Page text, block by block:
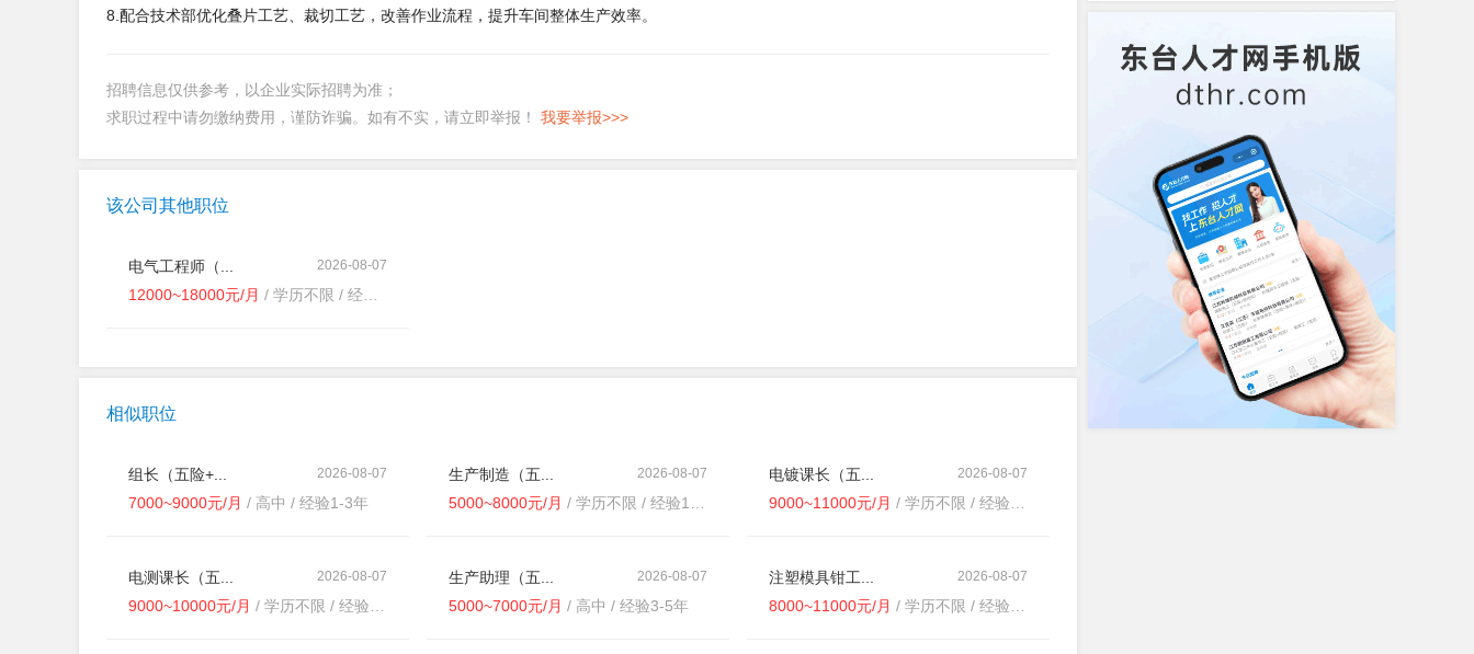
8.配合技术部优化叠片工艺、裁切工艺，改善作业流程，提升车间整体生产效率。
招聘信息仅供参考，以企业实际招聘为准；
求职过程中请勿缴纳费用，谨防诈骗。如有不实，请立即举报！ 我要举报>>>
该公司其他职位
2026-08-07
电气工程师（...
12000~18000元/月 / 学历不限 / 经验不限
相似职位
2026-08-07
组长（五险+...
7000~9000元/月 / 高中 / 经验1-3年
2026-08-07
生产制造（五...
5000~8000元/月 / 学历不限 / 经验1-3年
2026-08-07
电镀课长（五...
9000~11000元/月 / 学历不限 / 经验不限
2026-08-07
电测课长（五...
9000~10000元/月 / 学历不限 / 经验不限
2026-08-07
生产助理（五...
5000~7000元/月 / 高中 / 经验3-5年
2026-08-07
注塑模具钳工...
8000~11000元/月 / 学历不限 / 经验5-10年